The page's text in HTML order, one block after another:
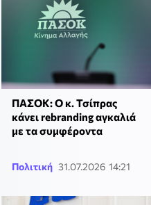
ΠΑΣΟΚ: Ο κ. Τσίπρας
κάνει rebranding αγκαλιά
με τα συμφέροντα
Πολιτική 31.07.2026 14:21